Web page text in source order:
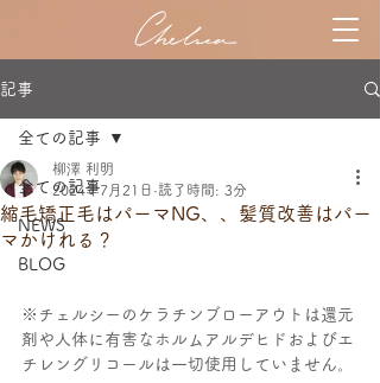
記事
全ての記事
NEWS
BLOG
全ての記事
縮毛矯正毛はパーマNG、、髪質改善はパー
マかけれる？
柳澤 利明
2024年7月21日 読了時間: 3分
※チェルシーのケラチンブローアウトは還元
剤や人体に有害なホルムアルデヒドおよびエ
チレングリコールは一切使用していません。